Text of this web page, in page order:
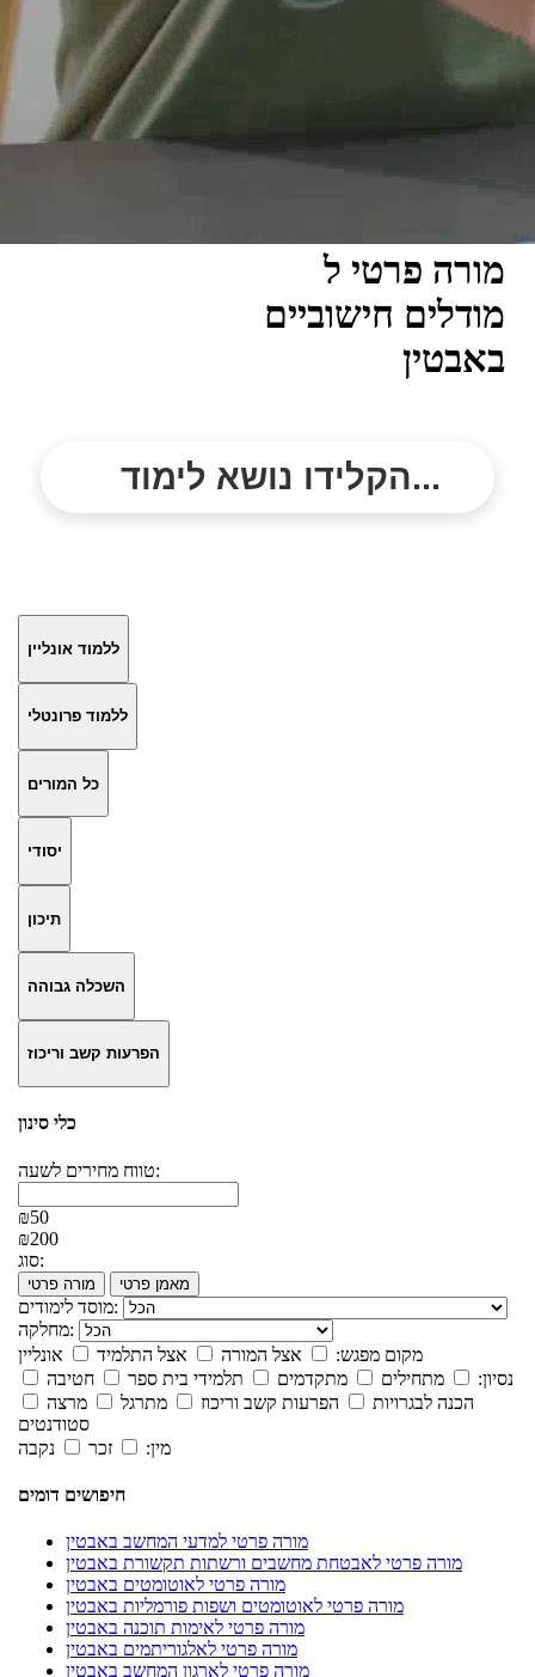
מורה פרטי ל
מודלים חישוביים
באבטין
הקלידו נושא לימוד...
ללמוד אונליין
ללמוד פרונטלי
כל המורים
יסודי
תיכון
השכלה גבוהה
הפרעות קשב וריכוז
כלי סינון
טווח מחירים לשעה:
₪50
₪200
סוג:
מורה פרטי מאמן פרטי
מוסד לימודים:
מחלקה:
מקום מפגש:
אצל המורה אצל התלמיד
אונליין
נסיון:
מתחילים מתקדמים תלמידי בית ספר
חטיבה
הכנה לבגרויות
הפרעות קשב וריכוז מתרגל
מרצה
סטודנטים
מין:
זכר נקבה
חיפושים דומים
מורה פרטי למדעי המחשב באבטין
מורה פרטי לאבטחת מחשבים ורשתות תקשורת באבטין
מורה פרטי לאוטומטים באבטין
מורה פרטי לאוטומטים ושפות פורמליות באבטין
מורה פרטי לאימות תוכנה באבטין
מורה פרטי לאלגוריתמים באבטין
מורה פרטי לארגון המחשב באבטין